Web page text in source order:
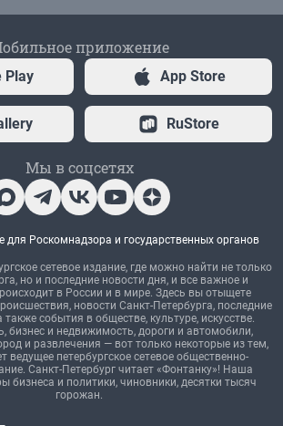
приложение
Play App Store
RuStore
Мы в соцсетях
для Роскомнадзора и государственных органов
сетевое издание, где можно найти не только
но и последние новости дня, и все важное и
в России и в мире. Здесь вы отыщете
новости Санкт-Петербурга, последние
также события в обществе, культуре, искусстве.
бизнес и недвижимость, дороги и автомобили,
и развлечения — вот только некоторые из тем,
ведущее петербургское сетевое общественно-
Санкт-Петербург читает «Фонтанку»! Наша
бизнеса и политики, чиновники, десятки тысяч
горожан.